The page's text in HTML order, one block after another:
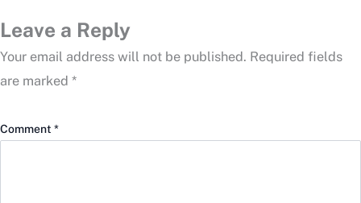
Leave a Reply
Your email address will not be published. Required fields
are marked *
Comment *